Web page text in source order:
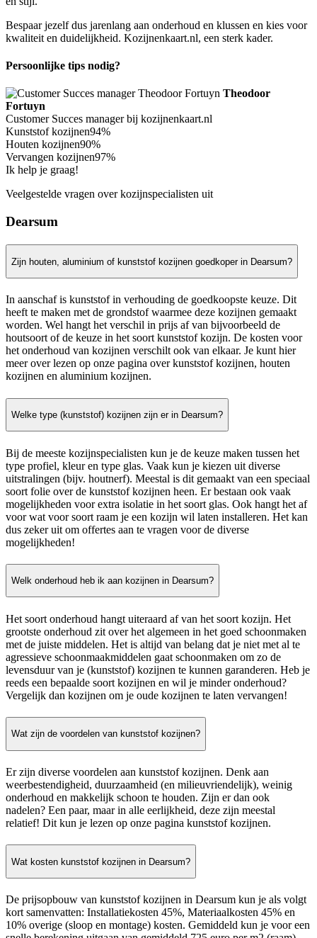
Bespaar jezelf dus jarenlang aan onderhoud en klussen en kies voor
kwaliteit en duidelijkheid. Kozijnenkaart.nl, een sterk kader.
Persoonlijke tips nodig?
Theodoor
Fortuyn
Customer Succes manager bij kozijnenkaart.nl
Kunststof kozijnen94%
Houten kozijnen90%
Vervangen kozijnen97%
Ik help je graag!
Veelgestelde vragen over kozijnspecialisten uit
Dearsum
Zijn houten, aluminium of kunststof kozijnen goedkoper in Dearsum?
In aanschaf is kunststof in verhouding de goedkoopste keuze. Dit
heeft te maken met de grondstof waarmee deze kozijnen gemaakt
worden. Wel hangt het verschil in prijs af van bijvoorbeeld de
houtsoort of de keuze in het soort kunststof kozijn. De kosten voor
het onderhoud van kozijnen verschilt ook van elkaar. Je kunt hier
meer over lezen op onze pagina over kunststof kozijnen, houten
kozijnen en aluminium kozijnen.
Welke type (kunststof) kozijnen zijn er in Dearsum?
Bij de meeste kozijnspecialisten kun je de keuze maken tussen het
type profiel, kleur en type glas. Vaak kun je kiezen uit diverse
uitstralingen (bijv. houtnerf). Meestal is dit gemaakt van een speciaal
soort folie over de kunststof kozijnen heen. Er bestaan ook vaak
mogelijkheden voor extra isolatie in het soort glas. Ook hangt het af
voor wat voor soort raam je een kozijn wil laten installeren. Het kan
dus zeker uit om offertes aan te vragen voor de diverse
mogelijkheden!
Welk onderhoud heb ik aan kozijnen in Dearsum?
Het soort onderhoud hangt uiteraard af van het soort kozijn. Het
grootste onderhoud zit over het algemeen in het goed schoonmaken
met de juiste middelen. Het is altijd van belang dat je niet met al te
agressieve schoonmaakmiddelen gaat schoonmaken om zo de
levensduur van je (kunststof) kozijnen te kunnen garanderen. Heb je
reeds een bepaalde soort kozijnen en wil je minder onderhoud?
Vergelijk dan kozijnen om je oude kozijnen te laten vervangen!
Wat zijn de voordelen van kunststof kozijnen?
Er zijn diverse voordelen aan kunststof kozijnen. Denk aan
weerbestendigheid, duurzaamheid (en milieuvriendelijk), weinig
onderhoud en makkelijk schoon te houden. Zijn er dan ook
nadelen? Een paar, maar in alle eerlijkheid, deze zijn meestal
relatief! Dit kun je lezen op onze pagina kunststof kozijnen.
Wat kosten kunststof kozijnen in Dearsum?
De prijsopbouw van kunststof kozijnen in Dearsum kun je als volgt
kort samenvatten: Installatiekosten 45%, Materiaalkosten 45% en
10% overige (sloop en montage) kosten. Gemiddeld kun je voor een